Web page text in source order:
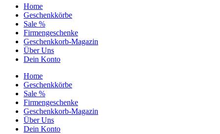
Home
Geschenkkörbe
Sale %
Firmengeschenke
Geschenkkorb-Magazin
Über Uns
Dein Konto
Home
Geschenkkörbe
Sale %
Firmengeschenke
Geschenkkorb-Magazin
Über Uns
Dein Konto